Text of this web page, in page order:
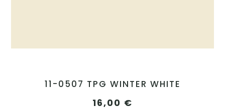
11-0507 TPG WINTER WHITE
16,00 €